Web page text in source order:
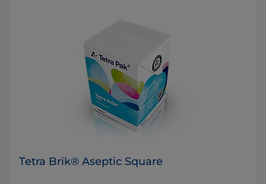
Tetra Brik® Aseptic Square